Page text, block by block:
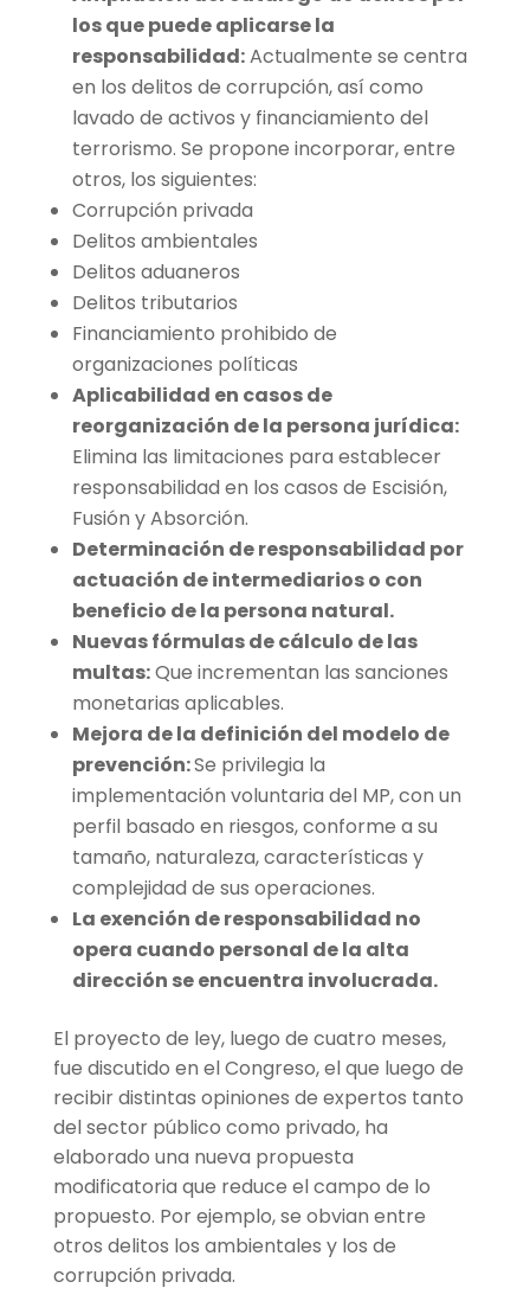
los que puede aplicarse la
responsabilidad:Actualmente se centra
en los delitos de corrupción, así como
lavado de activos y financiamiento del
terrorismo. Se propone incorporar, entre
otros, los siguientes:
Corrupción privada
Delitos ambientales
Delitos aduaneros
Delitos tributarios
Financiamiento prohibido de
organizaciones políticas
Aplicabilidad en casos de
reorganización de la persona jurídica:
Elimina las limitaciones para establecer
responsabilidad en los casos de Escisión,
Fusión y Absorción.
Determinación de responsabilidad por
actuación de intermediarios o con
beneficio de la persona natural.
Nuevas fórmulas de cálculo de las
multas:Que incrementan las sanciones
monetarias aplicables.
Mejora de la definición del modelo de
prevención:Se privilegia la
implementación voluntaria del MP, con un
perfil basado en riesgos, conforme a su
tamaño, naturaleza, características y
complejidad de sus operaciones.
La exención de responsabilidad no
opera cuando personal de la alta
dirección se encuentra involucrada.
El proyecto de ley, luego de cuatro meses,
fue discutido en el Congreso, el que luego de
recibir distintas opiniones de expertos tanto
del sector público como privado, ha
elaborado una nueva propuesta
modificatoria que reduce el campo de lo
propuesto. Por ejemplo, se obvian entre
otros delitos los ambientales y los de
corrupción privada.